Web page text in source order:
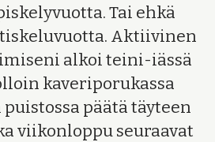
Tai ehkä
Aktiivinen
alkoi teini-iässä
kaveriporukassa
päätä täyteen
viikonloppu seuraavat